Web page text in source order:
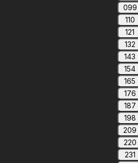
099
110
121
132
143
154
165
176
187
198
209
220
231